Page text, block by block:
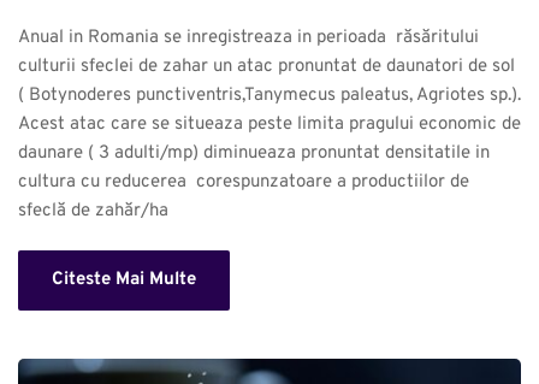
Anual in Romania se inregistreaza in perioada  răsăritului
culturii sfeclei de zahar un atac pronuntat de daunatori de sol
( Botynoderes punctiventris,Tanymecus paleatus, Agriotes sp.).
Acest atac care se situeaza peste limita pragului economic de
daunare ( 3 adulti/mp) diminueaza pronuntat densitatile in
cultura cu reducerea  corespunzatoare a productiilor de
sfeclă de zahăr/ha
Citeste Mai Multe